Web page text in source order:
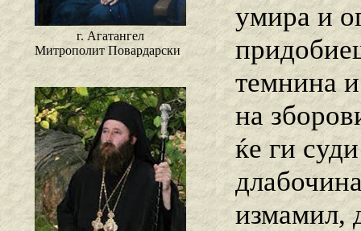
г. Агатангел
Митрополит Повардарски
умира и
темнина
на
ќе ги
измамил,